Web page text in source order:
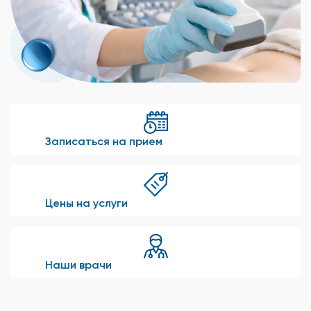
Записаться на прием
Цены на услуги
Наши врачи